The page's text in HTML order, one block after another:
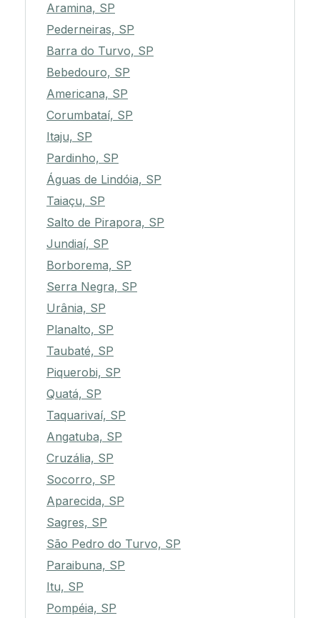
Aramina, SP
Pederneiras, SP
Barra do Turvo, SP
Bebedouro, SP
Americana, SP
Corumbataí, SP
Itaju, SP
Pardinho, SP
Águas de Lindóia, SP
Taiaçu, SP
Salto de Pirapora, SP
Jundiaí, SP
Borborema, SP
Serra Negra, SP
Urânia, SP
Planalto, SP
Taubaté, SP
Piquerobi, SP
Quatá, SP
Taquarivaí, SP
Angatuba, SP
Cruzália, SP
Socorro, SP
Aparecida, SP
Sagres, SP
São Pedro do Turvo, SP
Paraibuna, SP
Itu, SP
Pompéia, SP